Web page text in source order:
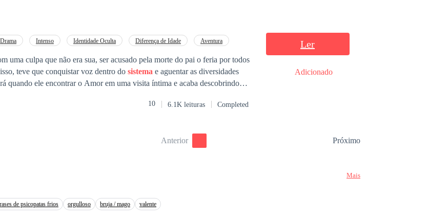
Drama Intenso Identidade Oculta Diferença de Idade
Aventura
uma culpa que não era sua, ser acusado pela morte do pai o feria por todos
teve que conquistar voz dentro do sistema e aguentar as diversidades
quando ele encontrar o Amor em uma visita íntima e acaba descobrindo
10 6.1K leituras Completed
Ler
Adicionado
Anterior Próximo
Mais
de psicopatas frios orgulloso bruja / mago valente